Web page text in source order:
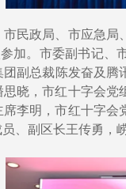
民政局、市应急
加。市委副书记
副总裁陈发奋及
晓，市红十字会
李明，市红十字
、副区长王传勇，